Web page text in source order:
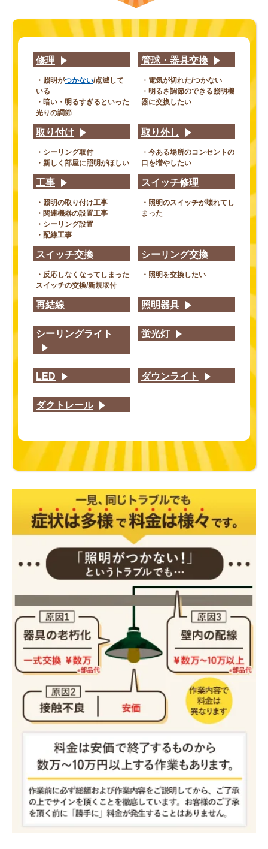
修理
・照明がつかない/点滅して
いる
・暗い・明るすぎるといった
光りの調節
管球・器具交換
・電気が切れた/つかない
・明るさ調節のできる照明機
器に交換したい
取り付け
・シーリング取付
・新しく部屋に照明がほしい
取り外し
・今ある場所のコンセントの
口を増やしたい
工事
・照明の取り付け工事
・関連機器の設置工事
・シーリング設置
・配線工事
スイッチ修理
・照明のスイッチが壊れてし
まった
スイッチ交換
・反応しなくなってしまった
スイッチの交換/新規取付
シーリング交換
・照明を交換したい
再結線 照明器具
シーリングライト 蛍光灯
LED ダウンライト
ダクトレール